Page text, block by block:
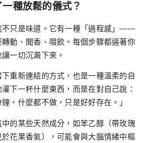
種放鬆的儀式？
不只是味道。它有一種「過程感」——
動、聞香、啜飲。每個步驟都逼著你
一切沉澱下來。
重新連結的方式，也是一種溫柔的自
下一杯什麼東西，而是在對自己說：
，什麼都不做，只是好好存在。」
的某些天然成分，如苯乙醇（帶玫瑰
花果香氣），可能會與大腦情緒中樞